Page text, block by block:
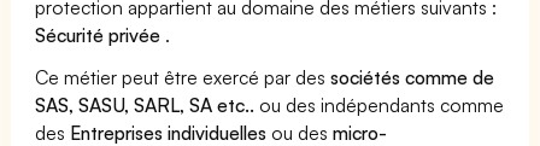
protection appartient au domaine des métiers suivants :
Sécurité privée .
Ce métier peut être exercé par dessociétés comme de
SAS, SASU, SARL, SA etc.. ou des indépendants comme
des Entreprises individuelles ou desmicro-